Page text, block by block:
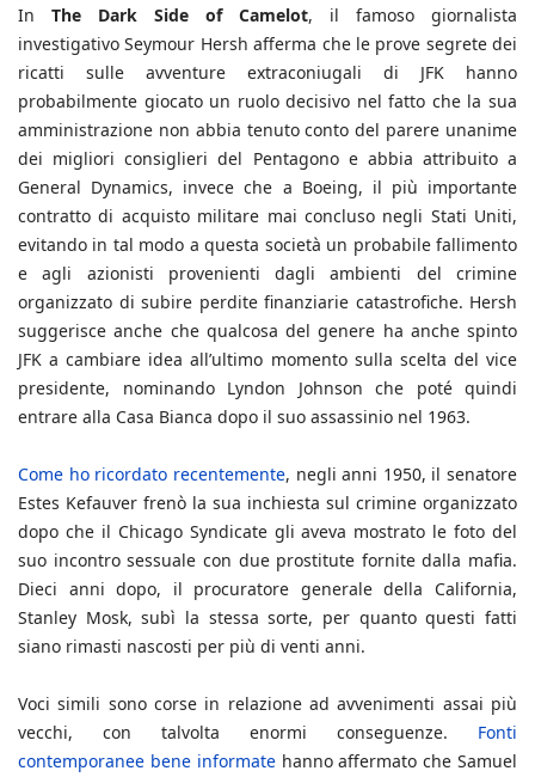
In The Dark Side of Camelot, il famoso giornalista
investigativo Seymour Hersh afferma che le prove segrete dei
ricatti sulle avventure extraconiugali di JFK hanno
probabilmente giocato un ruolo decisivo nel fatto che la sua
amministrazione non abbia tenuto conto del parere unanime
dei migliori consiglieri del Pentagono e abbia attribuito a
General Dynamics, invece che a Boeing, il più importante
contratto di acquisto militare mai concluso negli Stati Uniti,
evitando in tal modo a questa società un probabile fallimento
e agli azionisti provenienti dagli ambienti del crimine
organizzato di subire perdite finanziarie catastrofiche. Hersh
suggerisce anche che qualcosa del genere ha anche spinto
JFK a cambiare idea all’ultimo momento sulla scelta del vice
presidente, nominando Lyndon Johnson che poté quindi
entrare alla Casa Bianca dopo il suo assassinio nel 1963.
Come ho ricordato recentemente, negli anni 1950, il senatore
Estes Kefauver frenò la sua inchiesta sul crimine organizzato
dopo che il Chicago Syndicate gli aveva mostrato le foto del
suo incontro sessuale con due prostitute fornite dalla mafia.
Dieci anni dopo, il procuratore generale della California,
Stanley Mosk, subì la stessa sorte, per quanto questi fatti
siano rimasti nascosti per più di venti anni.
Voci simili sono corse in relazione ad avvenimenti assai più
vecchi, con talvolta enormi conseguenze. Fonti
contemporanee bene informatehanno affermato che Samuel